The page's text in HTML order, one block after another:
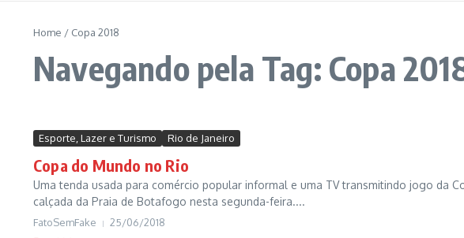
Home / Copa 2018
Navegando pela Tag: Copa
Esporte, Lazer e Turismo Rio de Janeiro
Copa do Mundo no Rio
Uma tenda usada para comércio popular informal e uma TV transmitindo jogo da
calçada da Praia de Botafogo nesta segunda-feira....
FatoSemFake 25/06/2018